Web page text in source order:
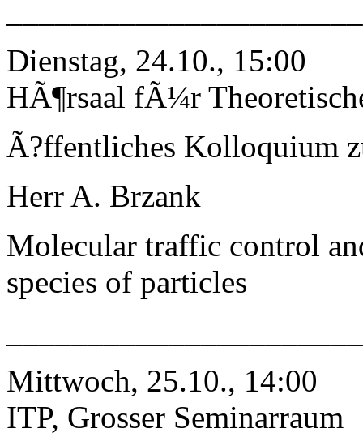
Dienstag, 24.10., 15:00
HÃ¶rsaal fÃ¼r
Ã?ffentliches Kolloquium
Herr A. Brzank
Molecular traffic control
species of particles
Mittwoch, 25.10., 14:00
ITP, Grosser Seminarraum